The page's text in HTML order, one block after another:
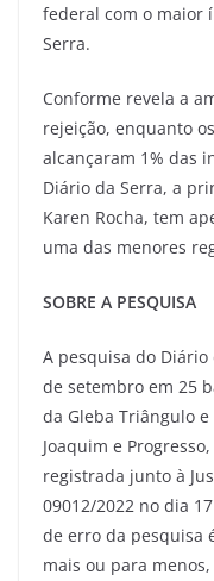
federal com o maior
Serra.
Conforme revela a
rejeição, enquanto
alcançaram 1% das
Diário da Serra, a
Karen Rocha, tem
uma das menores
SOBRE A PESQUISA
A pesquisa do Diário
de setembro em 25
da Gleba Triângulo e
Joaquim e
registrada junto à
09012/2022 no dia
de erro da pesquisa
mais ou para